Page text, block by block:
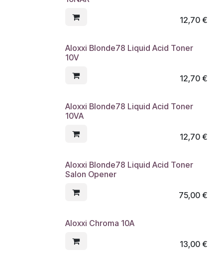
12,70€
Aloxxi Blonde78 Liquid Acid Toner
10V
12,70€
Aloxxi Blonde78 Liquid Acid Toner
10VA
12,70€
Aloxxi Blonde78 Liquid Acid Toner
Salon Opener
75,00€
Aloxxi Chroma 10A
13,00€